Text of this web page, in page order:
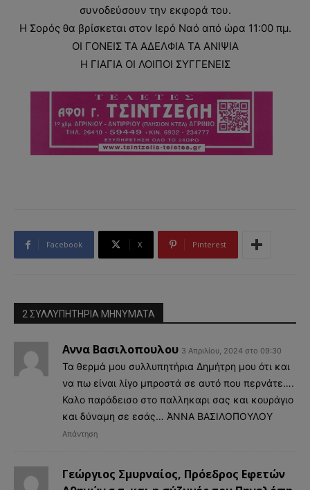
συνοδεύσουν την εκφορά του.
Η Σορός θα βρίσκεται στον Ιερό Ναό από ώρα 11:00 πμ.
ΟΙ ΓΟΝΕΙΣ ΤΑ ΑΔΕΛΦΙΑ ΤΑ ΑΝΙΨΙΑ
Η ΓΙΑΓΙΑ ΟΙ ΛΟΙΠΟΙ ΣΥΓΓΕΝΕΙΣ
Facebook X Pinterest
2 ΣΥΛΛΥΠΗΤΗΡΙΑ MHNYMATA
Αννα Βασιλοπουλου 3 Απριλίου, 2024 στο 09:30
Τα θερμά μου συλλυπητήρια Δημήτρη μου ότι και
να πω είναι λίγο μπροστά σε αυτό που περνάτε….
Καλο παράδεισο στο παλληκαρι σας και κουράγιο
και δύναμη σε εσάς… ΆΝΝΑ ΒΑΣΙΛΟΠΟΥΛΟΥ
Απάντηση
Γεώργιος Σμυρναίος, Πρόεδρος Εφετών